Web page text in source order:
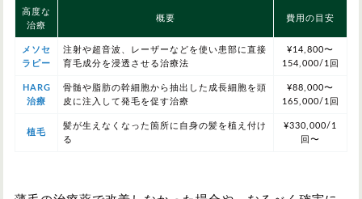
高度な
治療
概要 費用の目安
メソセ
ラピー
注射や超音波、レーザーなどを使い患部に直接
育毛成分を浸透させる治療法
¥14,800〜
154,000/1回
HARG
治療
骨髄や脂肪の幹細胞から抽出した成長細胞を頭
皮に注入して発毛を促す治療
¥88,000〜
165,000/1回
植毛
髪が生えなくなった箇所に自身の髪を植え付け
る
¥330,000/1
回〜